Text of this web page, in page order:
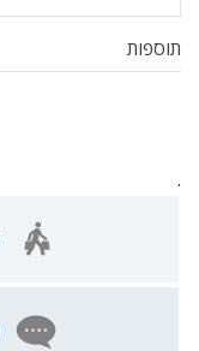
תוספות
.